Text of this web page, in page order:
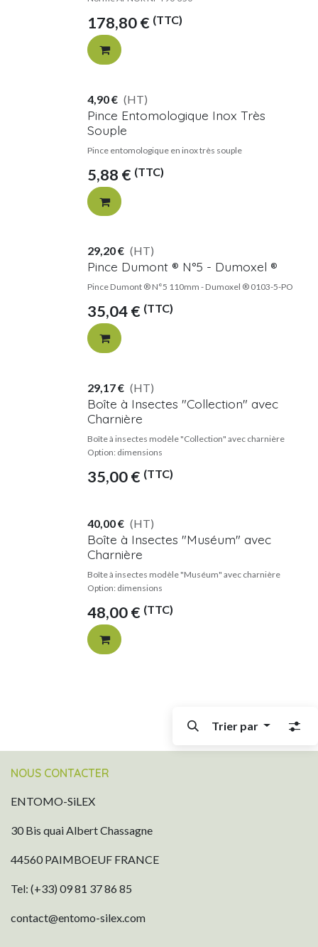
178,80€ (TTC)
Pince Entomologique Inox Très
Souple
Pince entomologique en inox très souple
5,88 € (TTC)
4,90€ (HT)
Pince Dumont ® N°5 - Dumoxel ®
Pince Dumont ® N°5 110mm - Dumoxel ® 0103-5-PO
35,04€ (TTC)
29,20€ (HT)
Boîte à Insectes "Collection" avec
Charnière
Boîte à insectes modèle "Collection" avec charnière
Option: dimensions
35,00€ (TTC)
29,17€ (HT)
Boîte à Insectes "Muséum" avec
Charnière
Boîte à insectes modèle "Muséum" avec charnière
Option: dimensions
48,00€ (TTC)
40,00€ (HT)
Trier par
NOUS CONTACTER
ENTOMO-SiLEX
30 Bis quai Albert Chassagne
44560 PAIMBOEUF FRANCE
Tel: (+33) 09 81 37 86 85
contact@entomo-silex.com